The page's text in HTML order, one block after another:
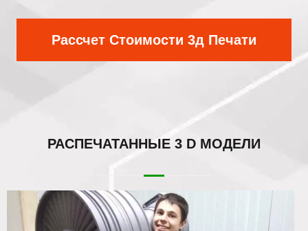
Рассчет Стоимости 3д Печати
РАСПЕЧАТАННЫЕ 3 D МОДЕЛИ